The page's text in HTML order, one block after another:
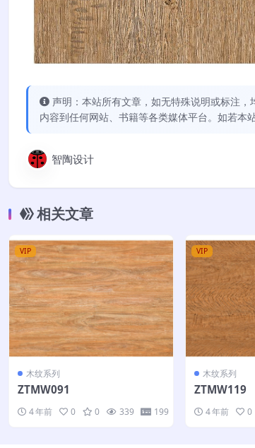
声明：本站所有文章，如无特殊说明或标注
内容到任何网站、书籍等各类媒体平台。如若本
智陶设计
相关文章
VIP
木纹系列
ZTMW091
4 年前 0 0 339 199
VIP
木纹系列
ZTMW119
4 年前 0